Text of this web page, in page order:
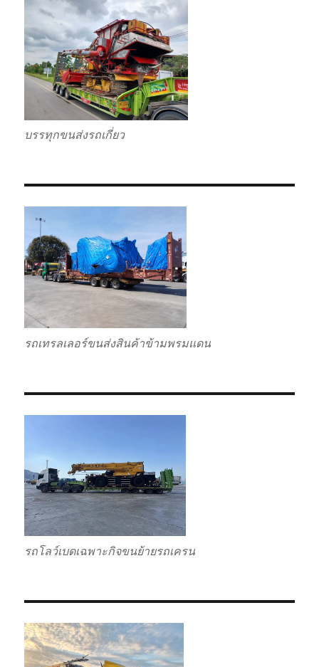
บรรทุกขนส่งรถเกี่ยว
รถเทรลเลอร์ขนส่งสินค้าข้ามพรมแดน
รถโลว์เบดเฉพาะกิจขนย้ายรถเครน